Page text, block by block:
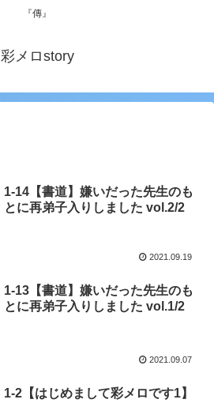
『傳』
彩メロstory
1-14【書道】嫌いだった先生のも
とに再弟子入りしました vol.2/2
2021.09.19
1-13【書道】嫌いだった先生のも
とに再弟子入りしました vol.1/2
2021.09.07
1-2【はじめまして彩メロです1】